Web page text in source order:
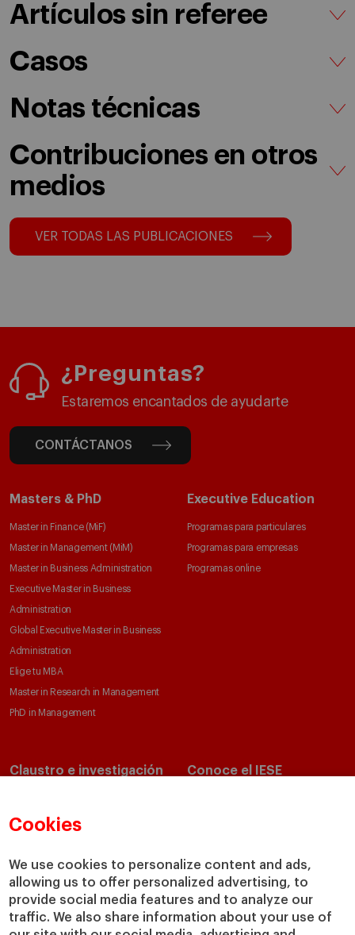
Cookies
We use cookies to personalize content and ads,
allowing us to offer personalized advertising, to
provide social media features and to analyze our
traffic. We also share information about your use of
Artículos sin referee
Casos
Notas técnicas
Contribuciones en otros
medios
VER TODAS LAS PUBLICACIONES
¿Preguntas?
Estaremos encantados de ayudarte
CONTÁCTANOS
Masters & PhD
Master in Finance (MiF)
Master in Management (MiM)
Master in Business Administration
Executive Master in Business
Administration
Global Executive Master in Business
Administration
Elige tu MBA
Master in Research in Management
PhD in Management
Executive Education
Programas para particulares
Programas para empresas
Programas online
Claustro e investigación
Departamentos académicos
Cátedras
IESE Insight
IESE Publishing
Conoce el IESE
Nuestro impacto
Colabora con el IESE
Servicios